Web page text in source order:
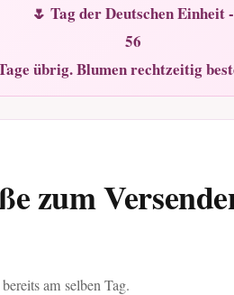
🌷 Tag der Deutschen Einheit -
56
übrig. Blumen rechtzeitig
zum
am selben Tag.